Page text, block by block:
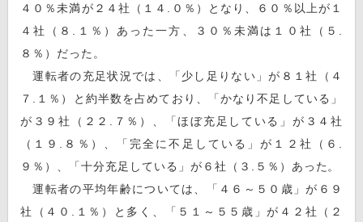
４０％未満が２４社（１４.０％）となり、６０％以上が１
４社（８.１％）あった一方、３０％未満は１０社（５.
８％）だった。
運転者の充足状況では、「少し足りない」が８１社（４
７.１％）と約半数を占めており、「かなり不足している」
が３９社（２２.７％）、「ほぼ充足している」が３４社
（１９.８％）、「完全に不足している」が１２社（６.
９％）、「十分充足している」が６社（３.５％）あった。
運転者の平均年齢については、「４６～５０歳」が６９
社（４０.１％）と多く、「５１～５５歳」が４２社（２